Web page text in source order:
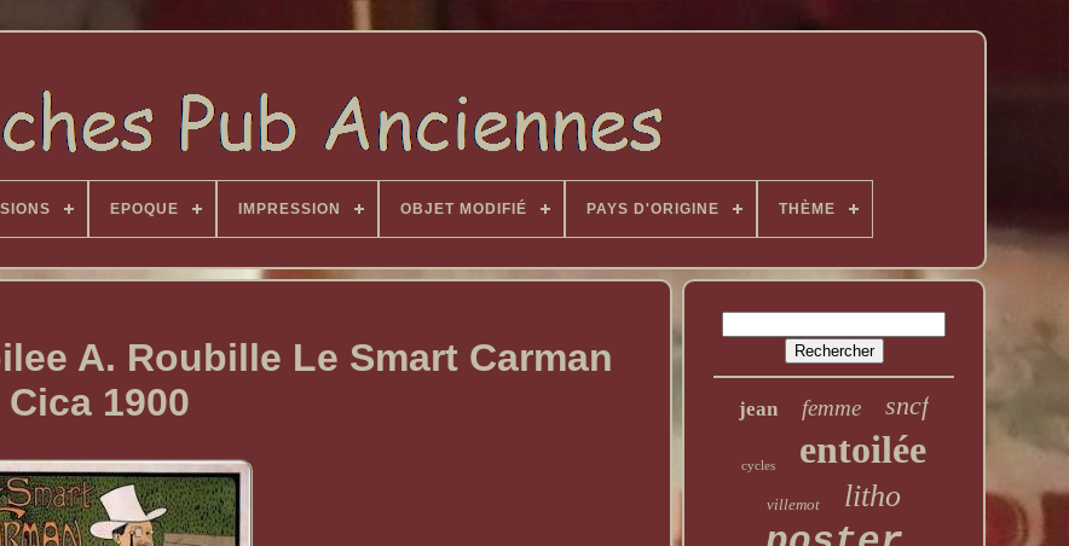
EPOQUE IMPRESSION OBJET MODIFIÉ PAYS D'ORIGINE THÈME
A. Roubille Le Smart Carman
Cica 1900
jean femme sncf
cycles entoilée
villemot litho